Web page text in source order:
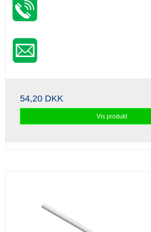
54,20 DKK
Vis produkt